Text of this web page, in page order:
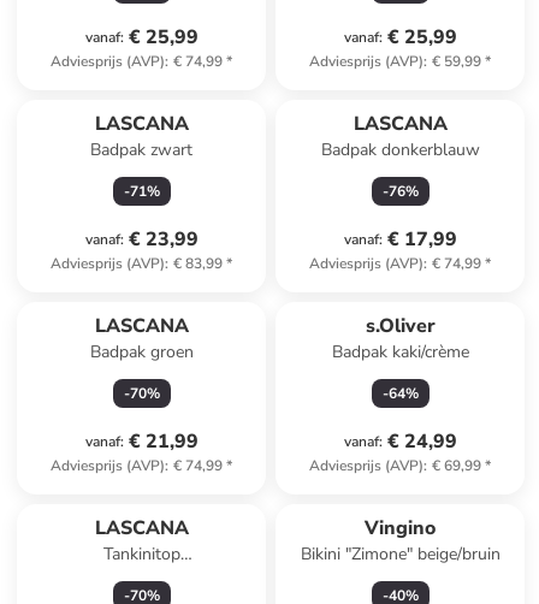
vanaf: € 25,99
Adviesprijs (AVP): € 74,99*
vanaf: € 25,99
Adviesprijs (AVP): € 59,99*
LASCANA
Badpak zwart
-71%
vanaf: € 23,99
Adviesprijs (AVP): € 83,99*
LASCANA
Badpak donkerblauw
-76%
vanaf: € 17,99
Adviesprijs (AVP): € 74,99*
LASCANA
Badpak groen
-70%
vanaf: € 21,99
Adviesprijs (AVP): € 74,99*
s.Oliver
Badpak kaki/crème
-64%
vanaf: € 24,99
Adviesprijs (AVP): € 69,99*
LASCANA
Tankinitop
lichtblauw/meerkleurig
-70%
Vingino
Bikini "Zimone" beige/bruin
-40%